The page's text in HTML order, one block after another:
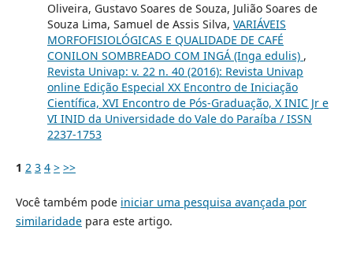
Oliveira, Gustavo Soares de Souza, Julião Soares de
Souza Lima, Samuel de Assis Silva, VARIÁVEIS
MORFOFISIOLÓGICAS E QUALIDADE DE CAFÉ
CONILON SOMBREADO COM INGÁ (Inga edulis) ,
Revista Univap: v. 22 n. 40 (2016): Revista Univap
online Edição Especial XX Encontro de Iniciação
Científica, XVI Encontro de Pós-Graduação, X INIC Jr e
VI INID da Universidade do Vale do Paraíba / ISSN
2237-1753
1 2 3 4 > >>
Você também pode iniciar uma pesquisa avançada por
similaridadepara este artigo.